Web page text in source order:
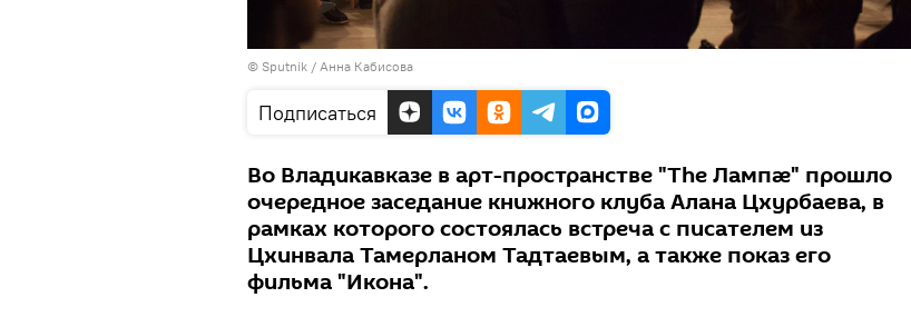
© Sputnik / Анна Кабисова
Подписаться
Во Владикавказе в арт-пространстве "The Лампæ" прошло
очередное заседание книжного клуба Алана Цхурбаева, в
рамках которого состоялась встреча с писателем из
Цхинвала Тамерланом Тадтаевым, а также показ его
фильма "Икона".